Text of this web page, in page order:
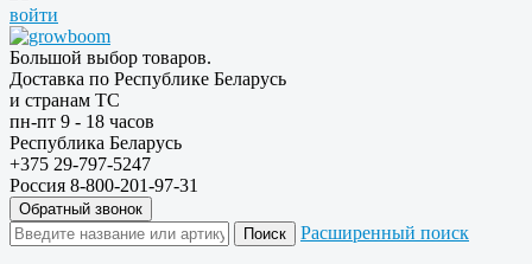
войти
Большой выбор товаров.
Доставка по Республике Беларусь
и странам ТС
пн-пт 9 - 18 часов
Республика Беларусь
+375 29-797-5247
Россия 8-800-201-97-31
Обратный звонок
Расширенный поиск